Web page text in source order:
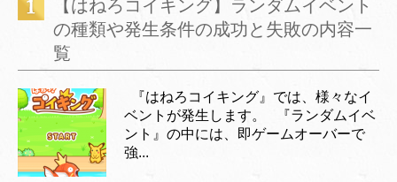
【はねろコイキング】ランダムイベント
の種類や発生条件の成功と失敗の内容一
覧
『はねろコイキング』では、様々なイ
ベントが発生します。 『ランダムイベ
ント』の中には、即ゲームオーバーで
強...